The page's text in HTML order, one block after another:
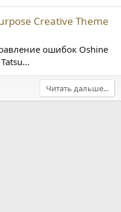
Creative Theme
ошибок Oshine
Читать дальше...